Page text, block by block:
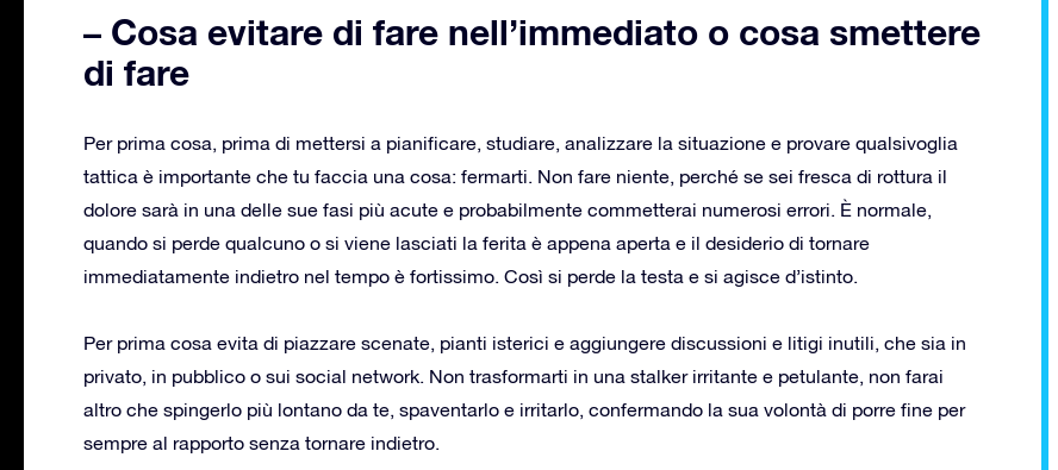
– Cosa evitare di fare nell’immediato o cosa smettere
di fare
Per prima cosa, prima di mettersi a pianificare, studiare, analizzare la situazione e provare qualsivoglia
tattica è importante che tu faccia una cosa: fermarti. Non fare niente, perché se sei fresca di rottura il
dolore sarà in una delle sue fasi più acute e probabilmente commetterai numerosi errori. È normale,
quando si perde qualcuno o si viene lasciati la ferita è appena aperta e il desiderio di tornare
immediatamente indietro nel tempo è fortissimo. Così si perde la testa e si agisce d’istinto.
Per prima cosa evita di piazzare scenate, pianti isterici e aggiungere discussioni e litigi inutili, che sia in
privato, in pubblico o sui social network. Non trasformarti in una stalker irritante e petulante, non farai
altro che spingerlo più lontano da te, spaventarlo e irritarlo, confermando la sua volontà di porre fine per
sempre al rapporto senza tornare indietro.